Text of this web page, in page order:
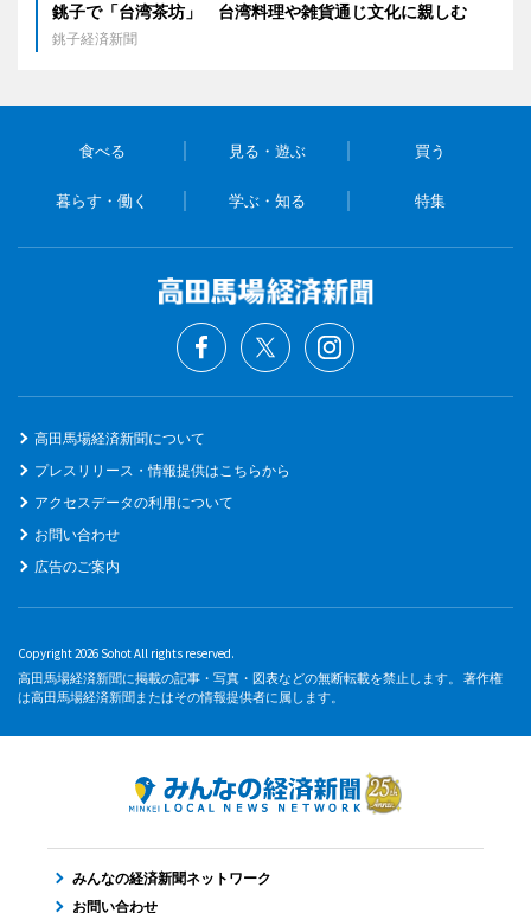
銚子で「台湾茶坊」 台湾料理や雑貨通じ文化に親しむ
銚子経済新聞
食べる 見る・遊ぶ 買う
暮らす・働く 学ぶ・知る 特集
高田馬場経済新聞について
プレスリリース・情報提供はこちらから
アクセスデータの利用について
お問い合わせ
広告のご案内
Copyright 2026 Sohot All rights reserved.
高田馬場経済新聞に掲載の記事・写真・図表などの無断転載を禁止します。 著作権
は高田馬場経済新聞またはその情報提供者に属します。
みんなの経済新聞ネットワーク
お問い合わせ